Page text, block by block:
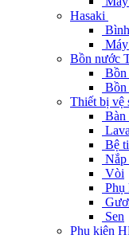
Hasaki
Bồn nước
Bồn
Bồn
Thiết bị vệ
Bàn
Bệ
Nắp
Vòi
Phụ
Sen
Phụ kiện